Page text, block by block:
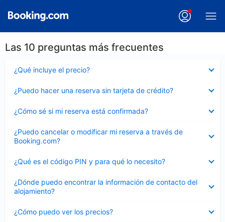
Las 10 preguntas más frecuentes
¿Qué incluye el precio?
cerrado
¿Puedo hacer una reserva sin tarjeta de crédito?
cerrado
¿Cómo sé si mi reserva está confirmada?
cerrado
¿Puedo cancelar o modificar mi reserva a través de
Booking.com?
cerrado
¿Qué es el código PIN y para qué lo necesito?
cerrado
¿Dónde puedo encontrar la información de contacto del
alojamiento?
cerrado
¿Cómo puedo ver los precios?
cerrado